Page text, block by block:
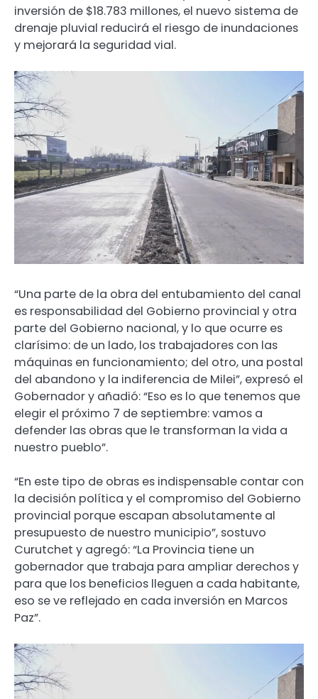
inversión de $18.783 millones, el nuevo sistema de
drenaje pluvial reducirá el riesgo de inundaciones
y mejorará la seguridad vial.
“Una parte de la obra del entubamiento del canal
es responsabilidad del Gobierno provincial y otra
parte del Gobierno nacional, y lo que ocurre es
clarísimo: de un lado, los trabajadores con las
máquinas en funcionamiento; del otro, una postal
del abandono y la indiferencia de Milei”, expresó el
Gobernador y añadió: “Eso es lo que tenemos que
elegir el próximo 7 de septiembre: vamos a
defender las obras que le transforman la vida a
nuestro pueblo”.
“En este tipo de obras es indispensable contar con
la decisión política y el compromiso del Gobierno
provincial porque escapan absolutamente al
presupuesto de nuestro municipio”, sostuvo
Curutchet y agregó: “La Provincia tiene un
gobernador que trabaja para ampliar derechos y
para que los beneficios lleguen a cada habitante,
eso se ve reflejado en cada inversión en Marcos
Paz”.